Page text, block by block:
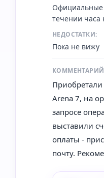
Официальные
течении часа
НЕДОСТАТКИ:
Пока не вижу
Arena 7, на
запросе
выставили
оплаты -
почту.